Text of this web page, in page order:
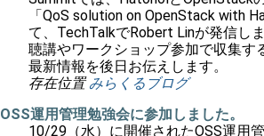
「QoS solution on OpenStack with
て、TechTalkでRobert Linが発信し
聴講やワークショップ参加で収集す
最新情報を後日お伝えします。
存在位置 みらくるブログ
OSS運用管理勉強会に参加しました。
10/29（水）に開催されたOSS運用